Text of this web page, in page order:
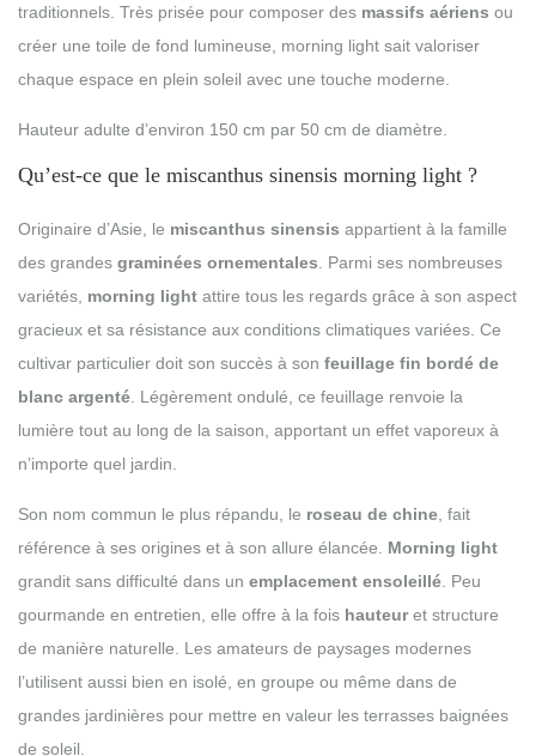
traditionnels. Très prisée pour composer des massifs aériens ou
créer une toile de fond lumineuse, morning light sait valoriser
chaque espace en plein soleil avec une touche moderne.
Hauteur adulte d’environ 150 cm par 50 cm de diamètre.
Qu’est-ce que le miscanthus sinensis morning light ?
Originaire d’Asie, le miscanthus sinensis appartient à la famille
des grandes graminées ornementales . Parmi ses nombreuses
variétés, morning light attire tous les regards grâce à son aspect
gracieux et sa résistance aux conditions climatiques variées. Ce
cultivar particulier doit son succès à son feuillage fin bordé de
blanc argenté . Légèrement ondulé, ce feuillage renvoie la
lumière tout au long de la saison, apportant un effet vaporeux à
n’importe quel jardin.
Son nom commun le plus répandu, le roseau de chine , fait
référence à ses origines et à son allure élancée. Morning light
grandit sans difficulté dans un emplacement ensoleillé . Peu
gourmande en entretien, elle offre à la fois hauteuret structure
de manière naturelle. Les amateurs de paysages modernes
l’utilisent aussi bien en isolé, en groupe ou même dans de
grandes jardinières pour mettre en valeur les terrasses baignées
de soleil.